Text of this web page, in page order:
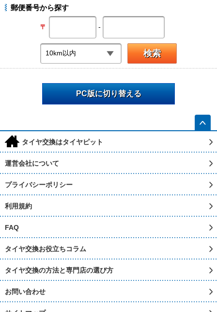
郵便番号から探す
〒 -
PC版に切り替える
h タイヤ交換はタイヤピット
運営会社について
プライバシーポリシー
利用規約
FAQ
タイヤ交換お役立ちコラム
タイヤ交換の方法と専門店の選び方
お問い合わせ